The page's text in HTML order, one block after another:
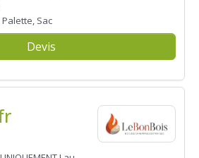
Palette, Sac
Devis